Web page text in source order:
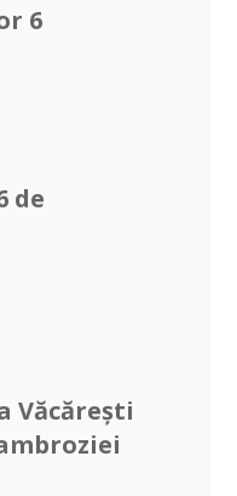
6
de
Văcărești